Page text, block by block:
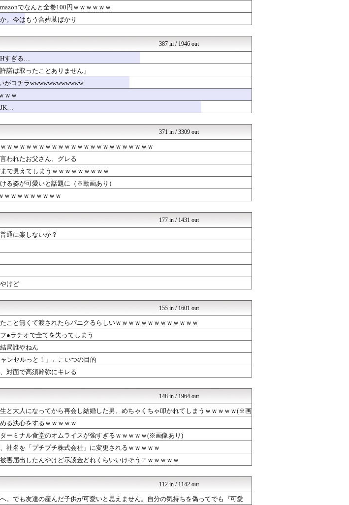
ｗｗｗｗｗwwww
せや！」
りぷらい速報
ｗｗｗ
カゾウ」「バッファロー」「コー...
哲学ニュースnwk
服を着ていても恥ずかしくないｗ...
行列改善へ
ッッッッッッッッッ！
不思議.net - 5ch...
に美人の部類だったと判明
VIPPER速報
るやつの撮影」←ばらしてしまうｗ
ーパーで見るのは不快」発言に反...
か？
なんまめ
を持ち出すのはおかしい
とないのか?
はーとログ
たシコ欲全開ｗｗｗｗｗｗ
破ｗｗｗｗｗｗｗｗｗｗｗｗ❤
なんJミュージアム
ーーーーーよ？笑」⇒♡♡
とだよー」娘「なんで？」ワイ「...
はーとログ
見される！
ネラーボイス
ｗｗｗｗｗwwww
バズッター速報
ｗｗｗｗｗ
NEWSぽけまとめーる
誰だと思う？
哲学ニュースnwk
ケおじ(54)ｗｗｗｗｗ...
前を晒され再就職が難しい。あま...
コノユビニュース｜みんなの...
ｗ
」←こいつの目的
ネラーボイス
ｗｗｗｗｗｗｗｗｗｗｗｗｗｗｗ...
ラビット速報
目撃
くまニュース
ートｗｗｗｗｗｗｗｗｗｗ
なんJミュージアム
すぎるｗｗｗwｗｗｗｗｗｗｗｗ
なんJミュージアム
興味を示し始める・・・
VIPPER速報
してしまう！
が明らかに変わったwwww
っこれええやん！」→...
りぷらい速報
しくやりたかったんだよ」って言い...
哲学ニュースnwk
ｗｗｗｗｗｗｗｗｗｗｗｗ
ラビット速報
殺害
コノユビニュース｜みんなの...
得られるけど江戸時代に飛ばされる...
よい子のためのおんＪまとめ...
ひま速(°∀°) -暇つぶ...
弥にキレる
ネラーボイス
用の警備員をつける
くまニュース
🥺
VIPPER速報
う事実
まとめABC
りぷらい速報
のオムライスが強すぎるｗｗｗｗｗ...
NEWSぽけまとめーる
を入籍日を決めてからいうの？」
まとめCUP
でなんと全巻100円ｗｗｗｗｗｗ
。今はもう合葬墓ばかり
387 in / 1946 out
Hすぎる…
諾は取ったことありません」
がコチラwwwwwwwwwwww
ｗｗ
JK…
371 in / 3309 out
ｗｗｗｗｗｗｗｗｗｗｗｗｗｗｗｗｗｗｗｗｗｗｗ
われたお父さん、グレる
で見えてしまうｗｗｗｗｗｗｗｗｗ
る姿が可愛いと話題に（※動画あり）
ｗｗｗｗｗｗｗｗｗ
177 in / 1431 out
通に楽しないか？
けど
155 in / 1601 out
こと無くて渡されたらパニクるらしいｗｗｗｗｗｗｗｗｗｗｗｗｗ
●ラチオで全てを失ってしまう
局誰やねん
ンセルっと！」←こいつの目的
対面で高須幹弥にキレる
148 in / 1964 out
と大人になってから再会し結婚した男、めちゃくちゃ叩かれてしまうｗｗｗｗｗ(※画
る決心をするｗｗｗｗｗ
ーミナル食堂のオムライスが強すぎるｗｗｗｗｗ(※画像あり)
社名を「プチプチ株式会社」に変更されるｗｗｗｗｗ
害届出したんやけど示談金どれくらいいけそう？ｗｗｗｗｗ
112 in / 1142 out
。でも友達の産んだ子供が可愛いと思えません。自分の気持ちを偽ってでも『可愛